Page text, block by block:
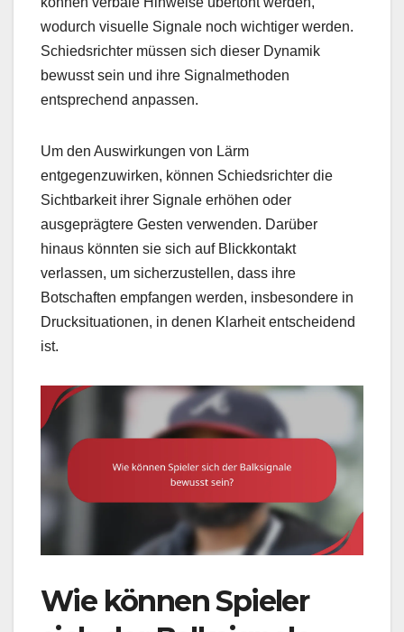
wodurch visuelle Signale noch wichtiger werden.
Schiedsrichter müssen sich dieser Dynamik
bewusst sein und ihre Signalmethoden
entsprechend anpassen.
Um den Auswirkungen von Lärm
entgegenzuwirken, können Schiedsrichter die
Sichtbarkeit ihrer Signale erhöhen oder
ausgeprägtere Gesten verwenden. Darüber
hinaus könnten sie sich auf Blickkontakt
verlassen, um sicherzustellen, dass ihre
Botschaften empfangen werden, insbesondere in
Drucksituationen, in denen Klarheit entscheidend
ist.
Wie können Spieler